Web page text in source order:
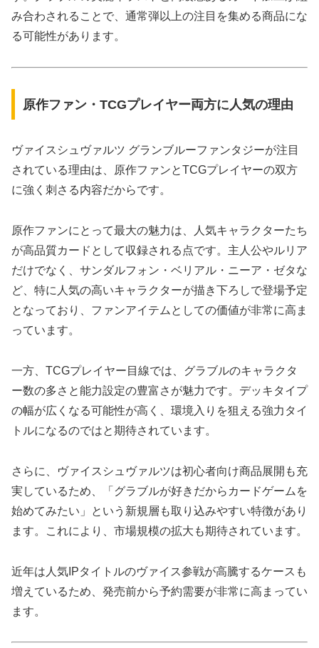
み合わされることで、通常弾以上の注目を集める商品にな
る可能性があります。
原作ファン・TCGプレイヤー両方に人気の理由
ヴァイスシュヴァルツ グランブルーファンタジーが注目
されている理由は、原作ファンとTCGプレイヤーの双方
に強く刺さる内容だからです。
原作ファンにとって最大の魅力は、人気キャラクターたち
が高品質カードとして収録される点です。主人公やルリア
だけでなく、サンダルフォン・ベリアル・ニーア・ゼタな
ど、特に人気の高いキャラクターが描き下ろしで登場予定
となっており、ファンアイテムとしての価値が非常に高ま
っています。
一方、TCGプレイヤー目線では、グラブルのキャラクタ
ー数の多さと能力設定の豊富さが魅力です。デッキタイプ
の幅が広くなる可能性が高く、環境入りを狙える強力タイ
トルになるのではと期待されています。
さらに、ヴァイスシュヴァルツは初心者向け商品展開も充
実しているため、「グラブルが好きだからカードゲームを
始めてみたい」という新規層も取り込みやすい特徴があり
ます。これにより、市場規模の拡大も期待されています。
近年は人気IPタイトルのヴァイス参戦が高騰するケースも
増えているため、発売前から予約需要が非常に高まってい
ます。